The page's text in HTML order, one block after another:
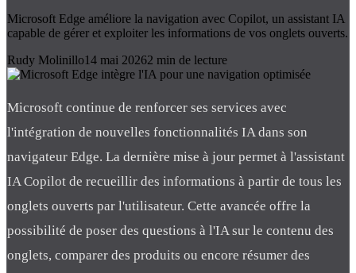
Microsoft Edge améliore la navigation avec Copilot, un assistant IA
capable de gérer et exploiter les informations de vos onglets ouverts.
Rudy Molinillo14 mai 20262 min de lecture
Microsoft continue de renforcer ses services avec
l'intégration de nouvelles fonctionnalités IA dans son
navigateur Edge. La dernière mise à jour permet à l'assistant
IA Copilot de recueillir des informations à partir de tous les
onglets ouverts par l'utilisateur. Cette avancée offre la
possibilité de poser des questions à l'IA sur le contenu des
onglets, comparer des produits ou encore résumer des